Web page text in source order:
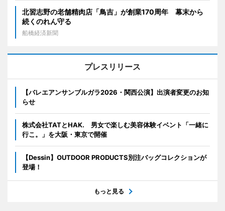
北習志野の老舗精肉店「鳥吉」が創業170周年 幕末から
続くのれん守る
船橋経済新聞
プレスリリース
【バレエアンサンブルガラ2026・関西公演】出演者変更のお知
らせ
株式会社TATとHAK. 男女で楽しむ美容体験イベント「一緒に
行こ。」を大阪・東京で開催
【Dessin】OUTDOOR PRODUCTS別注バッグコレクションが
登場！
もっと見る